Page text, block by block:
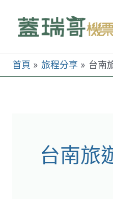
首頁 旅程分享 台南
台南旅